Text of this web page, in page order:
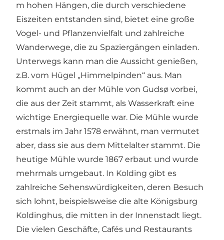
m hohen Hängen, die durch verschiedene
Eiszeiten entstanden sind, bietet eine große
Vogel- und Pflanzenvielfalt und zahlreiche
Wanderwege, die zu Spaziergängen einladen.
Unterwegs kann man die Aussicht genießen,
z.B. vom Hügel „Himmelpinden“ aus. Man
kommt auch an der Mühle von Gudsø vorbei,
die aus der Zeit stammt, als Wasserkraft eine
wichtige Energiequelle war. Die Mühle wurde
erstmals im Jahr 1578 erwähnt, man vermutet
aber, dass sie aus dem Mittelalter stammt. Die
heutige Mühle wurde 1867 erbaut und wurde
mehrmals umgebaut. In Kolding gibt es
zahlreiche Sehenswürdigkeiten, deren Besuch
sich lohnt, beispielsweise die alte Königsburg
Koldinghus, die mitten in der Innenstadt liegt.
Die vielen Geschäfte, Cafés und Restaurants